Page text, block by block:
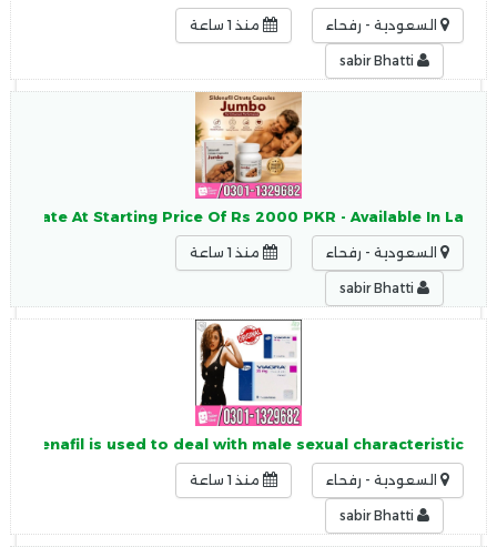
السعودية - رفحاء منذ 1 ساعة
citrate At Starting Price Of Rs 2000 PKR - Available In La
السعودية - رفحاء منذ 1 ساعة
Sildenafil is used to deal with male sexual characteristic
السعودية - رفحاء منذ 1 ساعة